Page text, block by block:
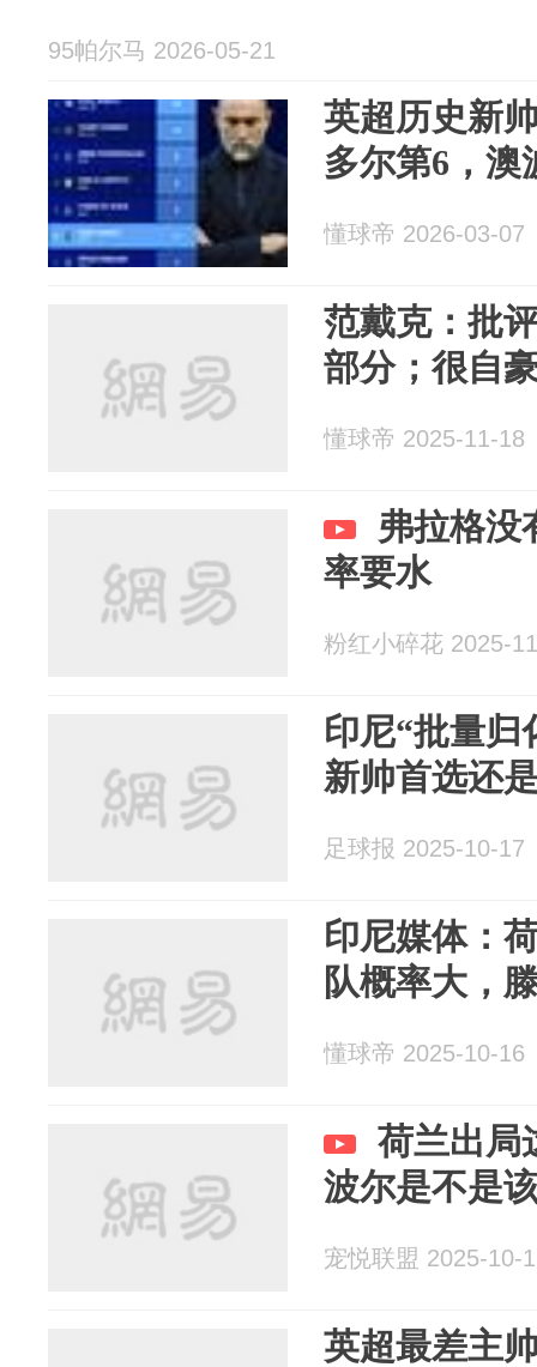
95帕尔马 2026-05-21
英超历史新
多尔第6，澳
懂球帝 2026-03-07
范戴克：批
部分；很自
懂球帝 2025-11-18
弗拉格没
率要水
粉红小碎花 2025-
印尼“批量归
新帅首选还
足球报 2025-10-17
印尼媒体：
队概率大，
懂球帝 2025-10-16
荷兰出局
波尔是不是
宠悦联盟 2025-10-
英超最差主